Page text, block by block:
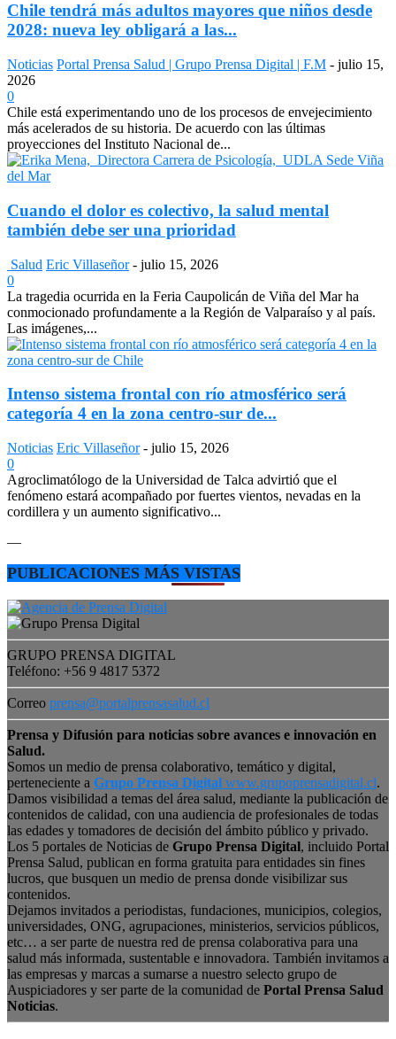
Chile tendrá más adultos mayores que niños desde
2028: nueva ley obligará a las...
Noticias Portal Prensa Salud | Grupo Prensa Digital | F.M - julio 15,
2026
0
Chile está experimentando uno de los procesos de envejecimiento
más acelerados de su historia. De acuerdo con las últimas
proyecciones del Instituto Nacional de...
Cuando el dolor es colectivo, la salud mental
también debe ser una prioridad
Salud Eric Villaseñor - julio 15, 2026
0
La tragedia ocurrida en la Feria Caupolicán de Viña del Mar ha
conmocionado profundamente a la Región de Valparaíso y al país.
Las imágenes,...
Intenso sistema frontal con río atmosférico será
categoría 4 en la zona centro-sur de...
Noticias Eric Villaseñor - julio 15, 2026
0
Agroclimatólogo de la Universidad de Talca advirtió que el
fenómeno estará acompañado por fuertes vientos, nevadas en la
cordillera y un aumento significativo...
—
PUBLICACIONES MÁS VISTAS
GRUPO PRENSA DIGITAL
Teléfono: +56 9 4817 5372
Correo prensa@portalprensasalud.cl
Prensa y Difusión para noticias sobre avances e innovación en
Salud.
Somos un medio de prensa colaborativo, temático y digital,
perteneciente a Grupo Prensa Digital www.grupoprensadigital.cl.
Damos visibilidad a temas del área salud, mediante la publicación de
contenidos de calidad, con una audiencia de profesionales de todas
las edades y tomadores de decisión del ámbito público y privado.
Los 5 portales de Noticias de Grupo Prensa Digital, incluido Portal
Prensa Salud, publican en forma gratuita para entidades sin fines
lucros, que busquen un medio de prensa donde visibilizar sus
contenidos.
Dejamos invitados a periodistas, fundaciones, municipios, colegios,
universidades, ONG, agrupaciones, ministerios, servicios públicos,
etc… a ser parte de nuestra red de prensa colaborativa para una
salud más informada, sustentable e innovadora. También invitamos a
las empresas y marcas a sumarse a nuestro selecto grupo de
Auspiciadores y ser parte de la comunidad de Portal Prensa Salud
Noticias.